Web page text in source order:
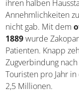
ihren halben
Annehmlichkeiten
nicht gab. Mit dem
1889wurde
Patienten. Knapp
Zugverbindung
Touristen pro Jahr
2,5 Millionen.